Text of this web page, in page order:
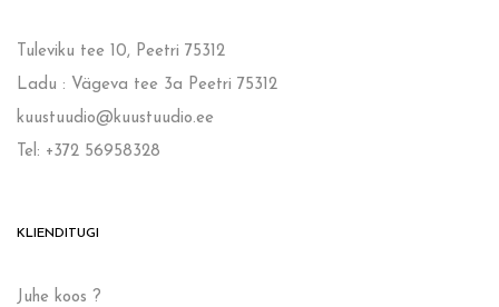
Tuleviku tee 10, Peetri 75312
Ladu : Vägeva tee 3a Peetri 75312
kuustuudio@kuustuudio.ee
Tel: +372 56958328
KLIENDITUGI
Juhe koos ?